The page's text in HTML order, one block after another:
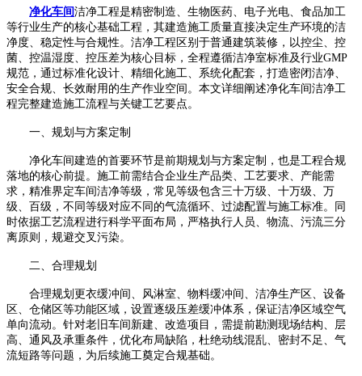
净化车间洁净工程是精密制造、生物医药、电子光电、食品加工
等行业生产的核心基础工程，其建造施工质量直接决定生产环境的洁
净度、稳定性与合规性。洁净工程区别于普通建筑装修，以控尘、控
菌、控温湿度、控压差为核心目标，全程遵循洁净室标准及行业GMP
规范，通过标准化设计、精细化施工、系统化配套，打造密闭洁净、
安全合规、长效耐用的生产作业空间。本文详细阐述净化车间洁净工
程完整建造施工流程与关键工艺要点。
一、 规划与方案定制
净化车间建造的首要环节是前期规划与方案定制，也是工程合规
落地的核心前提。施工前需结合企业生产品类、工艺要求、产能需
求，精准界定车间洁净等级，常见等级包含三十万级、十万级、万
级、百级，不同等级对应不同的气流循环、过滤配置与施工标准。同
时依据工艺流程进行科学平面布局，严格执行人员、物流、污流三分
离原则，规避交叉污染。
二、 合理规划
合理规划更衣缓冲间、风淋室、物料缓冲间、洁净生产区、设备
区、仓储区等功能区域，设置逐级压差缓冲体系，保证洁净区域空气
单向流动。针对老旧车间新建、改造项目，需提前勘测现场结构、层
高、通风及承重条件，优化布局缺陷，杜绝动线混乱、密封不足、气
流短路等问题，为后续施工奠定合规基础。